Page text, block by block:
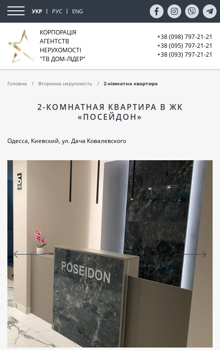
УКР РУС ENG
КОРПОРАЦІЯ
АГЕНТСТВ
НЕРУХОМОСТІ
"ТВ ДОМ-ЛІДЕР"
+38 (098) 797-21-21
+38 (095) 797-21-21
+38 (093) 797-21-21
Головна Вторинна нерухомість 2-кімнатна квартира
2-КОМНАТНАЯ КВАРТИРА В ЖК
«ПОСЕЙДОН»
Одесса, Киевский, ул. Дача Ковалевского